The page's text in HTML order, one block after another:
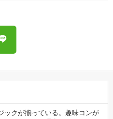
ックが揃っている。趣味コンが